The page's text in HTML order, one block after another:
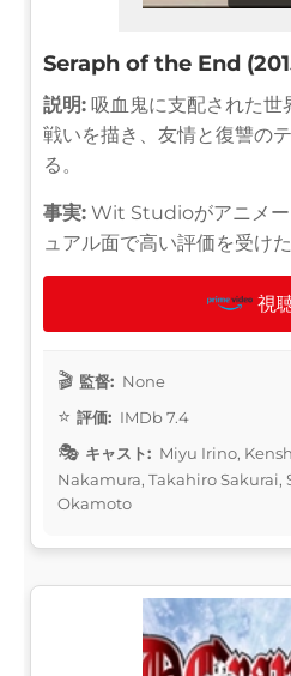
Seraph of the End
説明: 吸血鬼に支配された世
戦いを描き、友情と復讐の
る。
事実: Wit Studioがアニメー
ュアル面で高い評価を受けた
視
監督: None
評価: IMDb 7.4
キャスト: Miyu Irino,
Nakamura, Takahiro
Okamoto